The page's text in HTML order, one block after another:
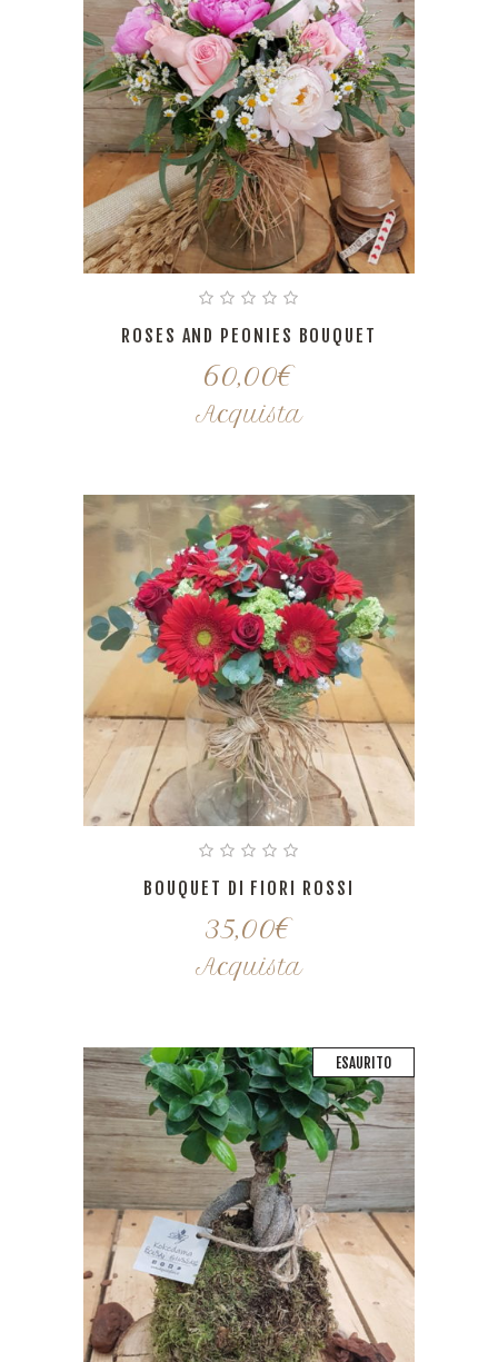
ROSES AND PEONIES BOUQUET
60,00€
Acquista
BOUQUET DI FIORI ROSSI
35,00€
Acquista
ESAURITO